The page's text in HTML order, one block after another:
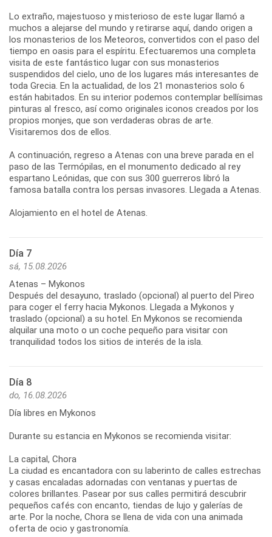
Lo extraño, majestuoso y misterioso de este lugar llamó a
muchos a alejarse del mundo y retirarse aquí, dando origen a
los monasterios de los Meteoros, convertidos con el paso del
tiempo en oasis para el espíritu. Efectuaremos una completa
visita de este fantástico lugar con sus monasterios
suspendidos del cielo, uno de los lugares más interesantes de
toda Grecia. En la actualidad, de los 21 monasterios solo 6
están habitados. En su interior podemos contemplar bellísimas
pinturas al fresco, así como originales iconos creados por los
propios monjes, que son verdaderas obras de arte.
Visitaremos dos de ellos.
A continuación, regreso a Atenas con una breve parada en el
paso de las Termópilas, en el monumento dedicado al rey
espartano Leónidas, que con sus 300 guerreros libró la
famosa batalla contra los persas invasores. Llegada a Atenas.
Día 7
sá, 15.08.2026
Atenas – Mykonos
Después del desayuno, traslado (opcional) al puerto del Pireo
para coger el ferry hacia Mykonos. Llegada a Mykonos y
traslado (opcional) a su hotel. En Mykonos se recomienda
alquilar una moto o un coche pequeño para visitar con
Día 8
do, 16.08.2026
Día libres en Mykonos
Durante su estancia en Mykonos se recomienda visitar:
La capital, Chora
La ciudad es encantadora con su laberinto de calles estrechas
y casas encaladas adornadas con ventanas y puertas de
colores brillantes. Pasear por sus calles permitirá descubrir
pequeños cafés con encanto, tiendas de lujo y galerías de
arte. Por la noche, Chora se llena de vida con una animada
oferta de ocio y gastronomía.